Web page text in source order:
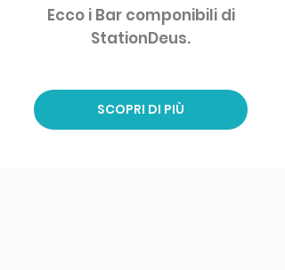
Ecco i Bar componibili di
StationDeus.
SCOPRI DI PIÙ